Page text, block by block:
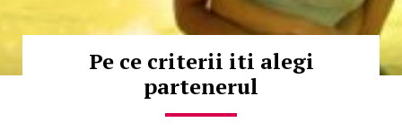
Pe ce criterii iti alegi
partenerul